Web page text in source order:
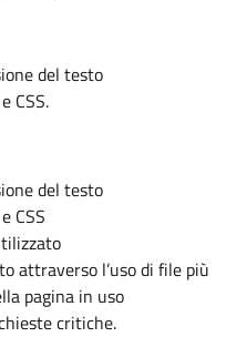
del testo
CSS.
del testo
CSS
attraverso l’uso di file più
pagina in uso
critiche.